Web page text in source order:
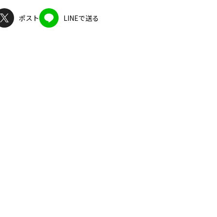
ポスト LINEで送る